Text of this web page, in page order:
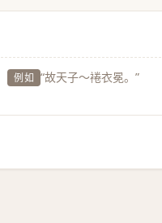
例如 “故天子～裷衣冕。”